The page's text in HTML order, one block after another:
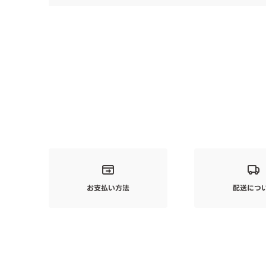
お支払い方法 配送につ